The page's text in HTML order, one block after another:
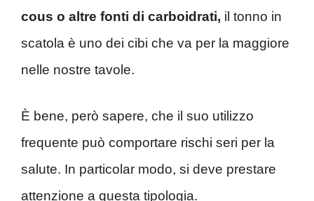
cous o altre fonti di carboidrati, il tonno in
scatola è uno dei cibi che va per la maggiore
nelle nostre tavole.
È bene, però sapere, che il suo utilizzo
frequente può comportare rischi seri per la
salute. In particolar modo, si deve prestare
attenzione a questa tipologia.